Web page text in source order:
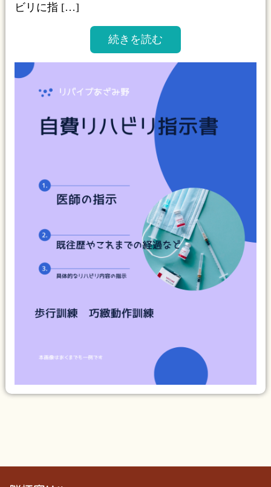
ビリに指 […]
続きを読む